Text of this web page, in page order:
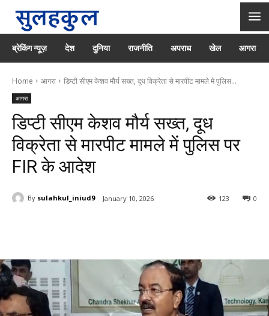
ब्रेकिंग न्यूज़ देश दुनिया राजनीति अपराध खेल आगरा
Home आगरा डिप्टी सीएम केशव मौर्य सख्त, दूध विक्रेता से मारपीट मामले में पुलिस...
आगरा
डिप्टी सीएम केशव मौर्य सख्त, दूध
विक्रेता से मारपीट मामले में पुलिस पर
FIR के आदेश
By sulahkul_iniud9 January 10, 2026 0
123